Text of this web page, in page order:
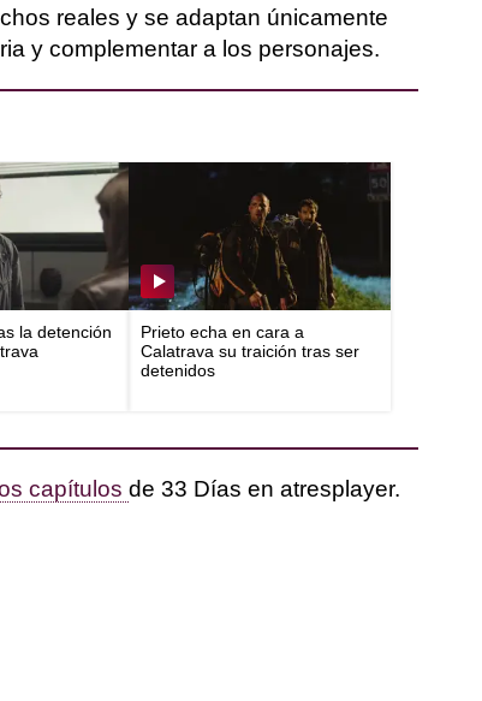
reales y se adaptan únicamente
y complementar a los personajes.
la detención
Prieto echa en cara a
Calatrava su traición tras ser
detenidos
capítulos de 33 Días en atresplayer.